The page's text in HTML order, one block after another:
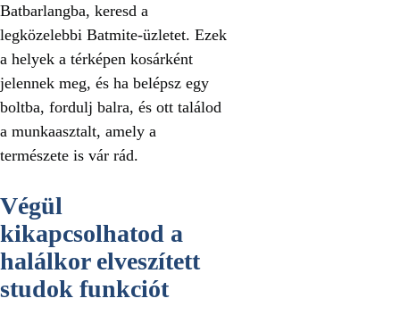
Batbarlangba, keresd a
legközelebbi Batmite-üzletet. Ezek
a helyek a térképen kosárként
jelennek meg, és ha belépsz egy
boltba, fordulj balra, és ott találod
a munkaasztalt, amely a
természete is vár rád.
Végül
kikapcsolhatod a
halálkor elveszített
studok funkciót